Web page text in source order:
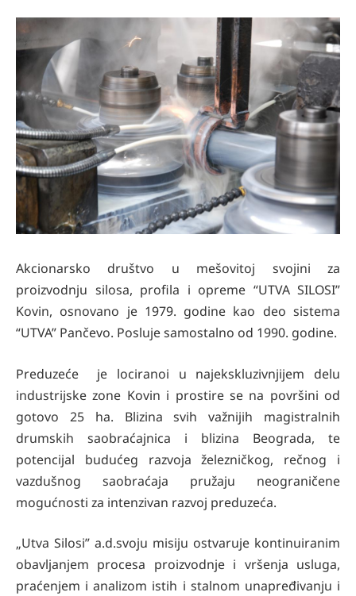
Akcionarsko društvo u mešovitoj svojini za
proizvodnju silosa, profila i opreme “UTVA SILOSI”
Kovin, osnovano je 1979. godine kao deo sistema
“UTVA” Pančevo. Posluje samostalno od 1990. godine.
Preduzeće je lociranoi u najekskluzivnjijem delu
industrijske zone Kovin i prostire se na površini od
gotovo 25 ha. Blizina svih važnijih magistralnih
drumskih saobraćajnica i blizina Beograda, te
potencijal budućeg razvoja železničkog, rečnog i
vazdušnog saobraćaja pružaju neograničene
mogućnosti za intenzivan razvoj preduzeća.
„Utva Silosi” a.d.svoju misiju ostvaruje kontinuiranim
obavljanjem procesa proizvodnje i vršenja usluga,
praćenjem i analizom istih i stalnom unapređivanju i